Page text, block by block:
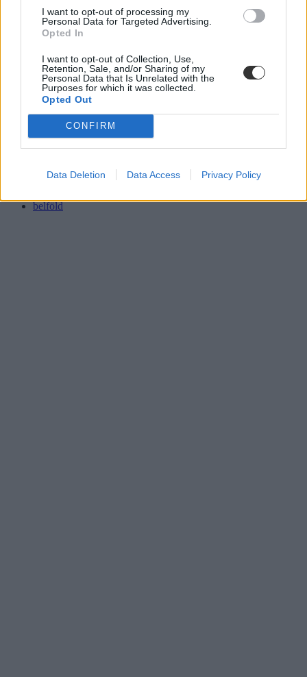
I want to opt-out of processing my
Personal Data for Targeted Advertising.
Opted In
I want to opt-out of Collection, Use,
Retention, Sale, and/or Sharing of my
Personal Data that Is Unrelated with the
Purposes for which it was collected.
Opted Out
CONFIRM
Data Deletion Data Access Privacy Policy
átalakított szakképzés
szakképzési füzet
szakképzés
belföld